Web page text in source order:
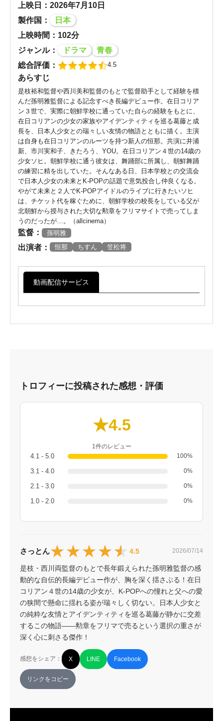
上映日：2026年7月10日
製作国：
日本
上映時間：102分
ジャンル：
ドラマ
青春
総合評価：
4.5
あらすじ
是枝裕和監督や西川美和監督のもとで監督助手として経験を積
んだ孫明雅監督による記念すべき長編デビュー作。在日コリア
ン３世で、実際に朝鮮学校に通っていた自らの経験をもとに、
在日コリアンの少女の家族やアイデンティティを巡る葛藤と成
長を、日本人少女との瑞々しい友情の物語とともに描く。主演
は自身も在日コリアンのルーツを持つ新人の恒那。共演に井浦
新、市川実和子、きたろう、YOU。在日コリアン４世の14歳の
少女ソヒ。朝鮮学校に通う彼女は、舞踊部に所属し、朝鮮舞踊
の練習に精を出していた。そんなある日、日本学校との交流会
で日本人少女の未来とK-POPの話題で意気投合し仲良くなる。
やがて未来と２人でK-POPアイドルのライブに行きたいソヒ
は、チケット代を稼ぐために、朝鮮学校の校長をしている父が
北朝鮮から授与された大切な勲章をフリマサイトで売ってしま
うのだったが…。（allcinema）
監督： 孫明雅
出演者： 恒那 ちすん 笠松将
動画配信サービス
トロフィーに投稿された感想・評価
★4.5
1件のレビュー
4.1 - 5.0 100%
3.1 - 4.0 0%
2.1 - 3.0 0%
1.0 - 2.0 0%
さっとん★★★★★
★★★★★ 4.5 2026/07/14
是枝・西川両監督のもとで長年鍛えられた孫明雅監督の感
動的な自伝的長編デビュー作が、胸を深く揺さぶる！在日
コリアン４世の14歳の少女が、K-POPへの憧れと父への愛
の狭間で懸命に揺れる姿が瑞々しく切ない。日本人少女と
の純粋な友情とアイデンティティを巡る葛藤が静かに交差
するこの物語——勲章をフリマで売るという選択の重さが
深く心に刺さる傑作！
感想をシェア： X LINE Facebook
リンクをコピー